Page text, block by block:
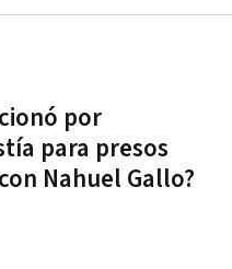
por
para presos
Nahuel Gallo?